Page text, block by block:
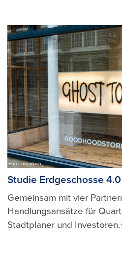
Foto: unsplash
Studie Erdgeschosse 4.0
Gemeinsam mit vier
Handlungsansätze für
Stadtplaner und Investoren.